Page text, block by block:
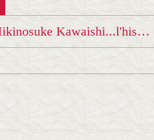
ECOUTEZ: Mikinosuke Kawaishi...l'histoire du judo en France...postcast France-inter